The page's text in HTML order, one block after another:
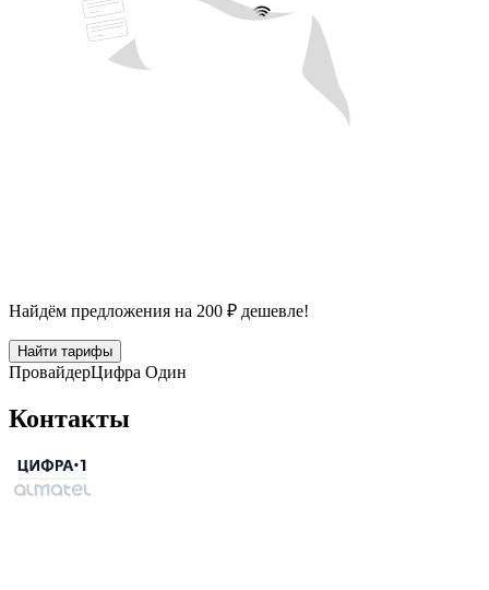
Найдём предложения на 200 ₽ дешевле!
Найти тарифы
ПровайдерЦифра Один
Контакты